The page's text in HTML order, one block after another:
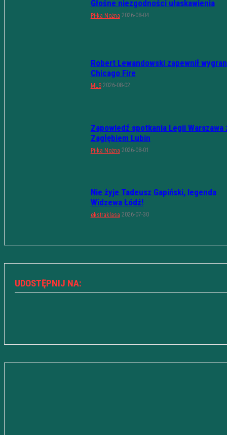
Głośne niezgodności ułaskawienia
Piłka Nożna 2026-08-04
Robert Lewandowski zapewnił
Chicago Fire
MLS 2026-08-02
Zapowiedź spotkania Legii Warszawa
Zagłębiem Lubin
Piłka Nożna 2026-08-01
Nie żyje Tadeusz Gapiński, legenda
Widzewa Łódź!
ekstraklasa 2026-07-30
UDOSTĘPNIJ NA: